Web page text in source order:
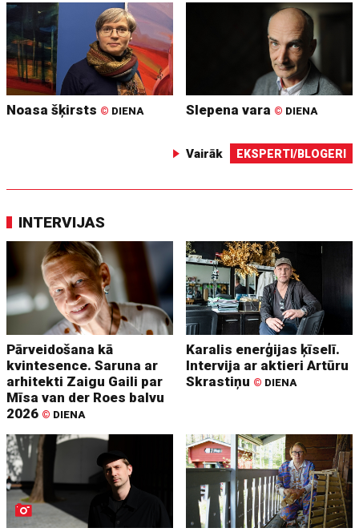
Noasa šķirsts © DIENA Slepena vara © DIENA
Vairāk EKSPERTI/BLOGERI
INTERVIJAS
Pārveidošana kā
kvintesence. Saruna ar
arhitekti Zaigu Gaili par
Mīsa van der Roes balvu
2026 © DIENA
Karalis enerģijas ķīselī.
Intervija ar aktieri Artūru
Skrastiņu © DIENA